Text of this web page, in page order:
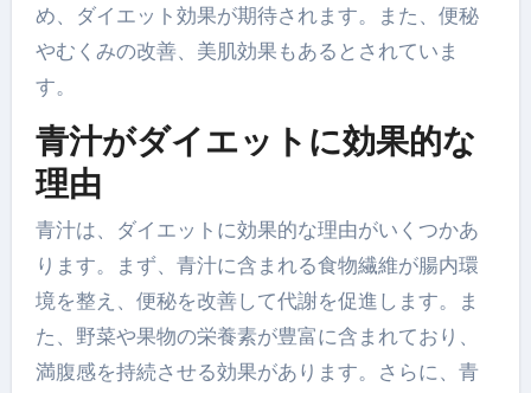
め、ダイエット効果が期待されます。また、便秘
やむくみの改善、美肌効果もあるとされていま
す。
青汁がダイエットに効果的な
理由
青汁は、ダイエットに効果的な理由がいくつかあ
ります。まず、青汁に含まれる食物繊維が腸内環
境を整え、便秘を改善して代謝を促進します。ま
た、野菜や果物の栄養素が豊富に含まれており、
満腹感を持続させる効果があります。さらに、青